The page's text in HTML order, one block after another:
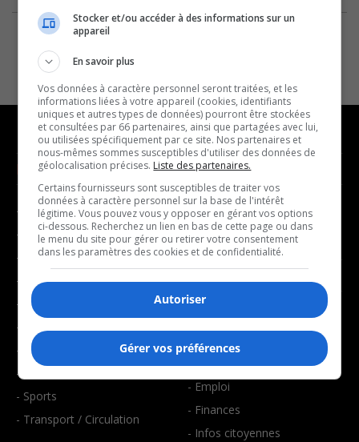
NOUVELLES
- Affaires municipales
- Communauté / Social
- Culture
- Économie
- Éducation
- Environnement
- Faits divers
- Santé et bien-être
- Sports
- Transport / Circulation
MUSIQUE
- Décompte franco
- Joué récemment
BALADOS
- Affaires
- Art de vivre
- Bien-être
- Emploi
- Finances
- Infos citoyennes
Stocker et/ou accéder à des informations sur un
appareil
En savoir plus
Vos données à caractère personnel seront traitées, et les
informations liées à votre appareil (cookies, identifiants
uniques et autres types de données) pourront être stockées
et consultées par 66 partenaires, ainsi que partagées avec lui,
ou utilisées spécifiquement par ce site. Nos partenaires et
nous-mêmes sommes susceptibles d'utiliser des données de
géolocalisation précises. Liste des partenaires.
Certains fournisseurs sont susceptibles de traiter vos
données à caractère personnel sur la base de l'intérêt
légitime. Vous pouvez vous y opposer en gérant vos options
ci-dessous. Recherchez un lien en bas de cette page ou dans
le menu du site pour gérer ou retirer votre consentement
dans les paramètres des cookies et de confidentialité.
Autoriser
Gérer vos préférences